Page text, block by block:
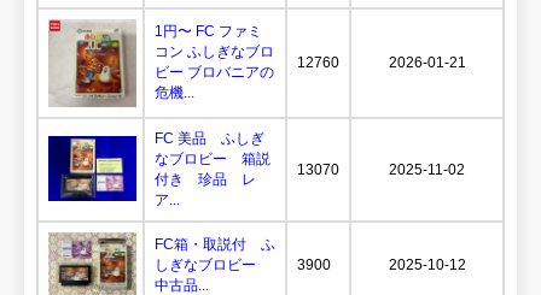
1円〜 FC ファミ
コン ふしぎなブロ
ビー ブロバニアの
危機...
12760 2026-01-21
FC 美品 ふしぎ
なブロビー 箱説
付き 珍品 レ
ア...
13070 2025-11-02
FC箱・取説付 ふ
しぎなブロビー
中古品...
3900 2025-10-12